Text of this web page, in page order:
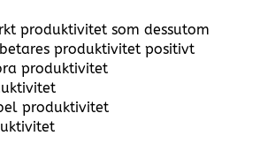
produktivitet som dessutom
produktivitet positivt
produktivitet
produktivitet